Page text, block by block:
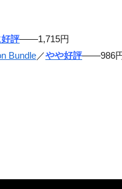
評——1,715円
Bundle／やや好評——986